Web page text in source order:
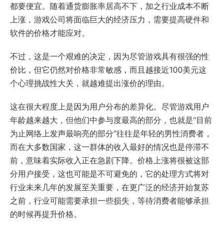
都要便宜。随着通货膨胀率居高不下，加之行业成本不断
上涨，游戏公司将面临巨大的经济压力，需要提高硬件和
软件的价格才能应对。
不过，这是一个艰难的决定，因为尽管游戏具有很强的性
价比，但它仍然对价格非常敏感，而且越接近100美元这
个心理挑战性大关，就越难提出涨价的理由。
这在很大程度上是因为用户分布的差异化。尽管游戏用户
年龄越来越大，但他们中参与度最高的部分，也就是“目前
为止网络上发声最响亮的部分”往往是年轻的男性消费者，
而在大多数国家，这一群体的收入最好的情况也是停滞不
前，意味着实际收入正在急剧下降。价格上涨将很被这部
分用户接受，这也可能是不可避免的，它的处理方式将对
行业未来几年的发展至关重要，在更广泛的经济开始复苏
之前，行业可能需要承担一些损失，等待消费者能够承担
的时候再提升价格。